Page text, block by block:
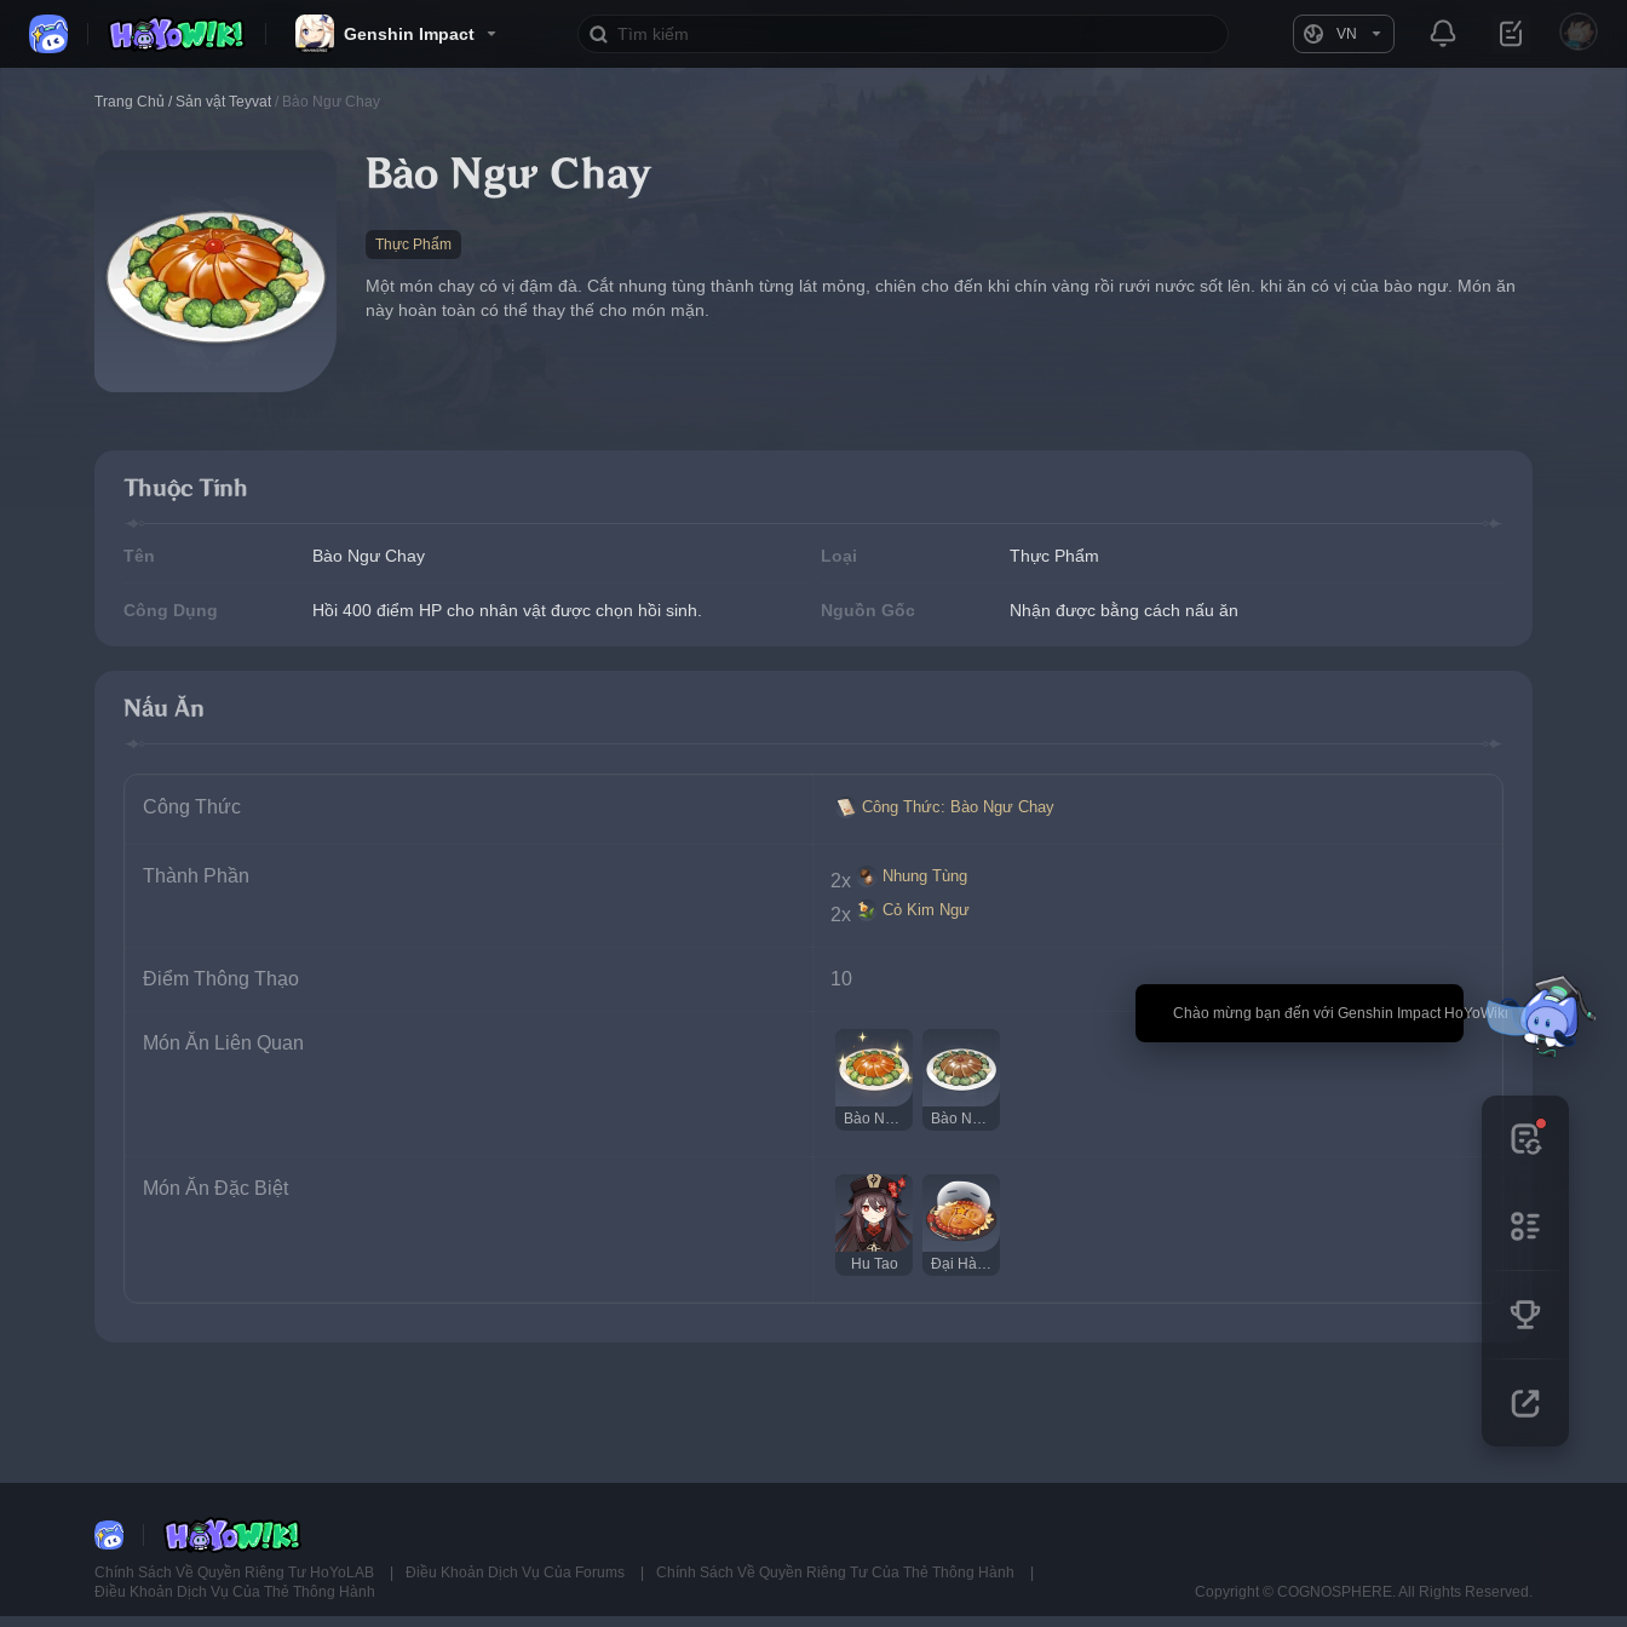
Genshin Impact VN
🎉 Chào mừng bạn đến với Genshin Impact HoYoWiki
Trang Chủ / Sản vật Teyvat / Bào Ngư Chay
Bào Ngư Chay
Thực Phẩm
Một món chay có vị đậm đà. Cắt nhung tùng thành từng lát mỏng, chiên cho đến khi chín vàng rồi rưới nước sốt lên. khi ăn có vị của bào ngư. Món ăn
này hoàn toàn có thể thay thế cho món mặn.
Thuộc Tính
Tên Bào Ngư Chay Loại Thực Phẩm
Công Dụng Hồi 400 điểm HP cho nhân vật được chọn hồi sinh. Nguồn Gốc Nhận được bằng cách nấu ăn
Nấu Ăn
Công Thức Công Thức: Bào Ngư Chay
Thành Phần 2x Nhung Tùng
2x Cỏ Kim Ngư
Điểm Thông Thạo 10
Món Ăn Liên Quan
Bào Ngư Chay Ngon Bào Ngư Chay Kỳ Lạ
Món Ăn Đặc Biệt
Hu Tao Đại Hành Quân U U
Chính Sách Về Quyền Riêng Tư HoYoLAB Điều Khoản Dịch Vụ Của Forums
Chính Sách Về Quyền Riêng Tư Của Thẻ Thông Hành
Điều Khoản Dịch Vụ Của Thẻ Thông Hành
Copyright © COGNOSPHERE. All Rights Reserved.